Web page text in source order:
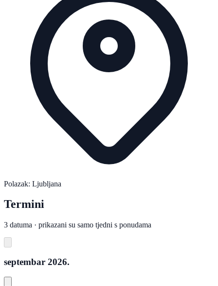
Polazak: Ljubljana
Termini
3 datuma · prikazani su samo tjedni s ponudama
septembar 2026.